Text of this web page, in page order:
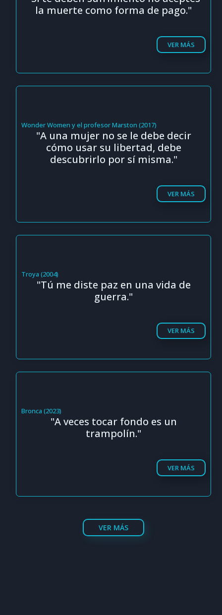
la muerte como forma de pago."
VER MÁS
Wonder Women y el profesor Marston (2017)
"A una mujer no se le debe decir
cómo usar su libertad, debe
descubrirlo por sí misma."
VER MÁS
Troya (2004)
"Tú me diste paz en una vida de
guerra."
VER MÁS
Bronca (2023)
"A veces tocar fondo es un
trampolín."
VER MÁS
VER MÁS